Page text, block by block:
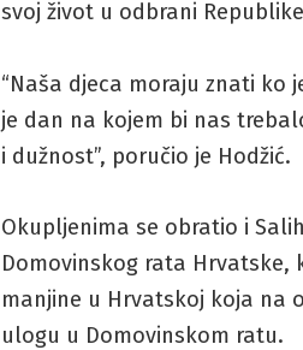
svoj život u odbrani
“Naša djeca moraju znati ko
je dan na kojem bi nas
i dužnost”, poručio je Hodžić.
Okupljenima se obratio i
Domovinskog rata Hrvatske,
manjine u Hrvatskoj koja na
ulogu u Domovinskom ratu.